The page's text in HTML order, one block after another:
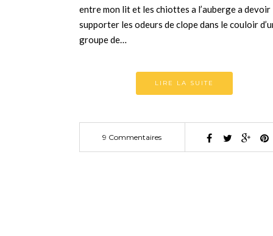
entre mon lit et les chiottes a l’auberge a devoir
supporter les odeurs de clope dans le couloir
groupe de…
LIRE LA SUITE
9 Commentaires